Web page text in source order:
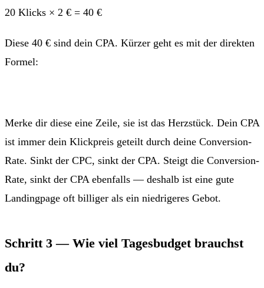
20 Klicks × 2 € = 40 €
Diese 40 € sind dein CPA. Kürzer geht es mit der direkten
Formel:
Merke dir diese eine Zeile, sie ist das Herzstück. Dein CPA
ist immer dein Klickpreis geteilt durch deine Conversion-
Rate. Sinkt der CPC, sinkt der CPA. Steigt die Conversion-
Rate, sinkt der CPA ebenfalls — deshalb ist eine gute
Landingpage oft billiger als ein niedrigeres Gebot.
Schritt 3 — Wie viel Tagesbudget brauchst
du?